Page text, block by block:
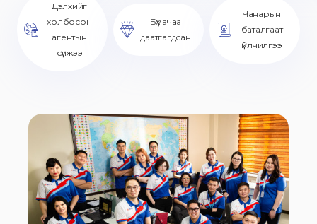
Дэлхийг
холбосон
агентын
сүлжээ
Бүх ачаа
даатгагдсан
Чанарын
баталгаат
үйлчилгээ